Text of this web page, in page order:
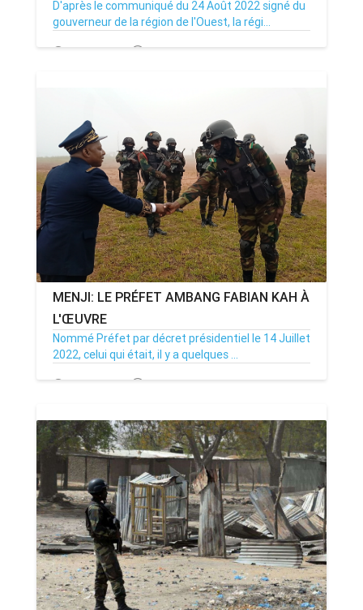
D'après le communiqué du 24 Août 2022 signé du
gouverneur de la région de l'Ouest, la régi...
25/08/22 Par MenouActu 125
MENJI: LE PRÉFET AMBANG FABIAN KAH À
L'ŒUVRE
Nommé Préfet par décret présidentiel le 14 Juillet
2022, celui qui était, il y a quelques ...
19/08/22 Par MenouActu 0